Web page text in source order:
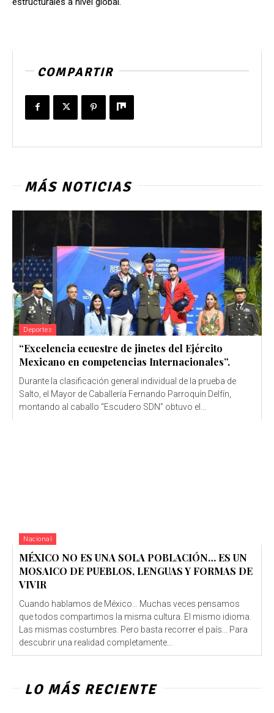
COMPARTIR
MÁS NOTICIAS
Deportes
“Excelencia ecuestre de jinetes del Ejército
Mexicano en competencias Internacionales”.
Durante la clasificación general individual de la prueba de
Salto, el Mayor de Caballería Fernando Parroquín Delfín,
montando al caballo “Escudero SDN” obtuvo el...
Nacional
MÉXICO NO ES UNA SOLA POBLACIÓN… ES UN
MOSAICO DE PUEBLOS, LENGUAS Y FORMAS DE
VIVIR
Cuando hablamos de México… Muchas veces pensamos
que todos compartimos la misma cultura. El mismo idioma.
Las mismas costumbres. Pero basta recorrer el país… Para
descubrir una realidad completamente...
LO MÁS RECIENTE